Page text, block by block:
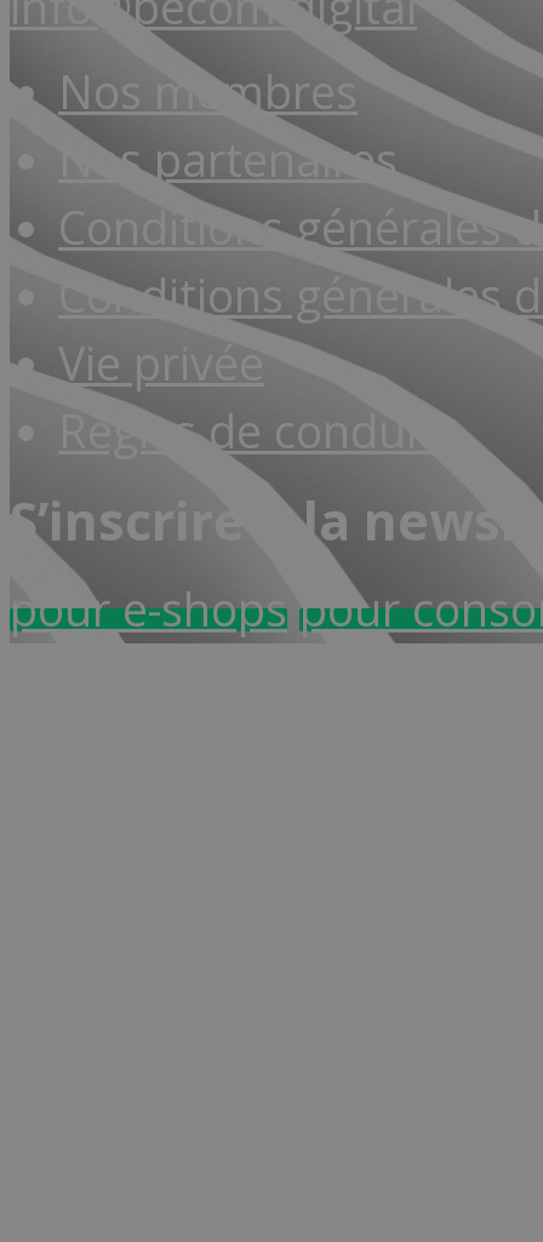
Nos membres
Nos partenaires
Conditions générales
Conditions générales
Vie privée
Règles de conduite
S’inscrire à la
pour e-shopspour